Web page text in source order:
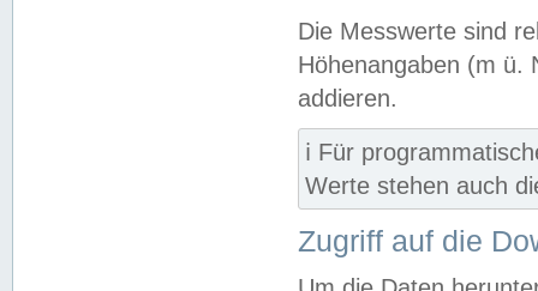
Die Messwerte sind
Höhenangaben (m ü.
addieren.
ℹ️ Für
Werte stehen auch
Zugriff auf die